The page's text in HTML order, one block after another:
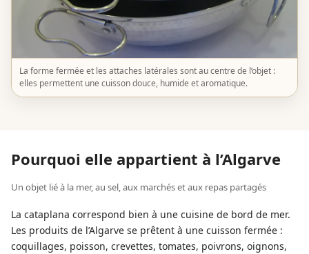
La forme fermée et les attaches latérales sont au centre de l’objet :
elles permettent une cuisson douce, humide et aromatique.
Pourquoi elle appartient à l’Algarve
Un objet lié à la mer, au sel, aux marchés et aux repas partagés
La cataplana correspond bien à une cuisine de bord de mer.
Les produits de l’Algarve se prêtent à une cuisson fermée :
coquillages, poisson, crevettes, tomates, poivrons, oignons,